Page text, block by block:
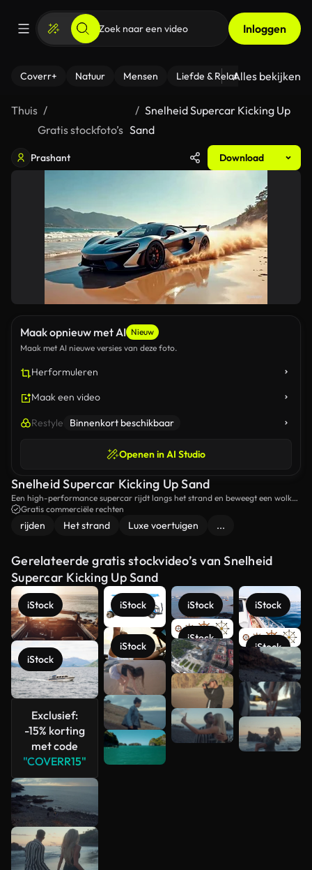
Inloggen
Coverr+ Natuur Mensen Liefde & Relaties - Fitness
Alles bekijken
Thuis
Gratis stockfoto’s
Snelheid Supercar Kicking Up
Sand
Prashant Download
Maak opnieuw met AI Nieuw
Maak met AI nieuwe versies van deze foto.
Herformuleren
Maak een video
Restyle Binnenkort beschikbaar
Openen in AI Studio
Snelheid Supercar Kicking Up Sand
Een high-performance supercar rijdt langs het strand en beweegt een wolk
zand tegen een schilderachtige achtergrond.
Gratis commerciële rechten
rijden Het strand Luxe voertuigen ...
Gerelateerde gratis stockvideo’s van Snelheid
Supercar Kicking Up Sand
iStock
iStock
Exclusief:
-15% korting
met code
"COVERR15"
iStock
iStock
iStock
iStock
iStock
iStock
Meer
bekijken